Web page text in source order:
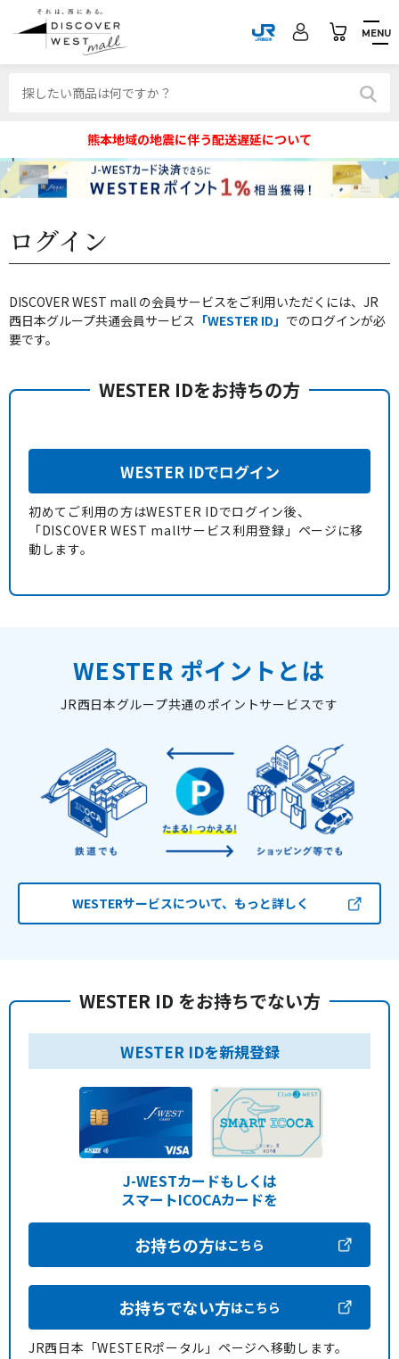
MENU
熊本地域の地震に伴う配送遅延について
ログイン
DISCOVER WEST mall の会員サービスをご利用いただくには、JR
西日本グループ共通会員サービス 「WESTER ID」 でのログインが必
要です。
WESTER IDをお持ちの方
WESTER IDでログイン
初めてご利用の方はWESTER IDでログイン後、
「DISCOVER WEST mallサービス利用登録」ページに移
動します。
WESTER ポイントとは
JR西日本グループ共通のポイントサービスです
WESTERサービスについて、もっと詳しく
WESTER ID をお持ちでない方
WESTER IDを新規登録
J-WESTカードもしくは
スマートICOCAカードを
お持ちの方はこちら
お持ちでない方はこちら
JR西日本「WESTERポータル」ページへ移動します。